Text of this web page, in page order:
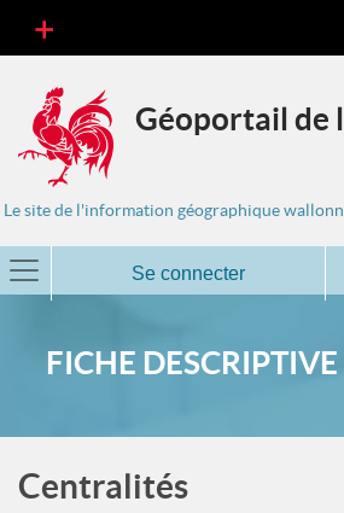
Géoportail de
Le site de l'information géographique
Se connecter
FICHE DESCRIPTIVE
Centralités